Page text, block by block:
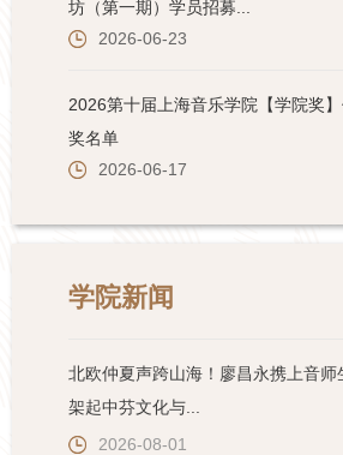
学院新闻
北欧仲夏声跨山海！廖昌永携上音师
架起中芬文化与...
2026-08-01